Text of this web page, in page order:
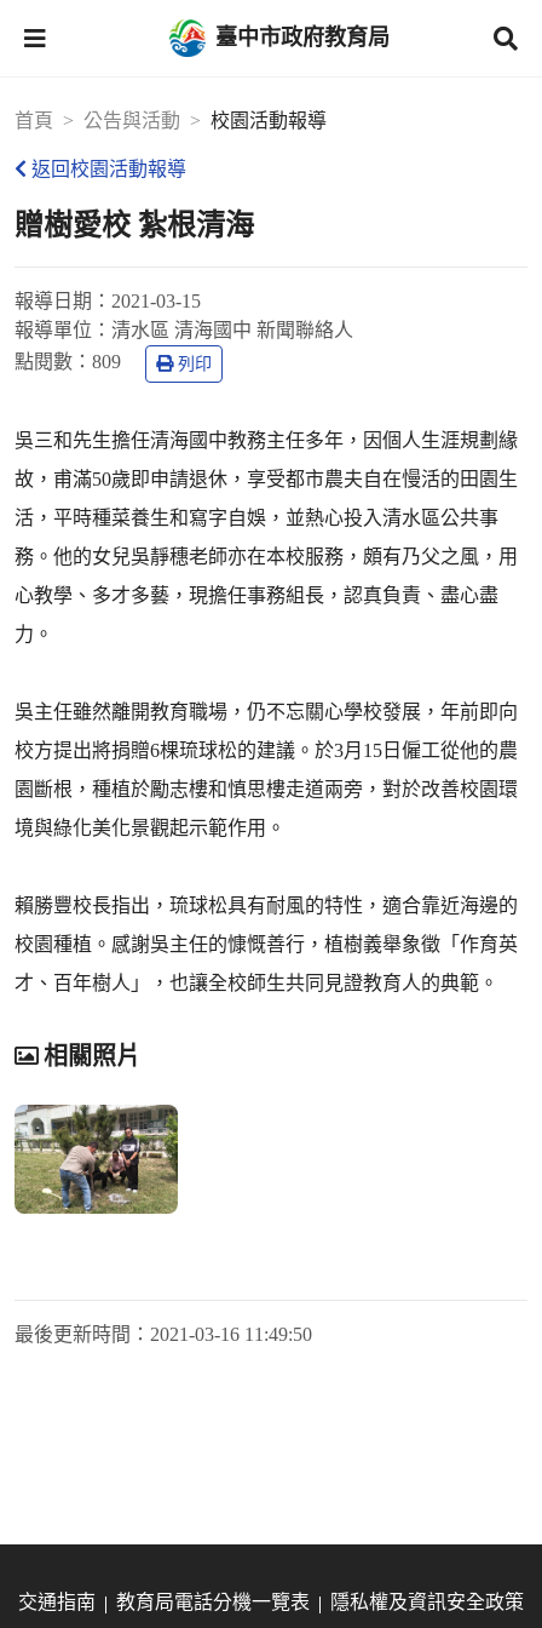
臺中市政府教育局
首頁 公告與活動 校園活動報導
返回校園活動報導
贈樹愛校 紮根清海
報導日期： 2021-03-15
報導單位： 清水區 清海國中 新聞聯絡人
點閱數： 809 列印
吳三和先生擔任清海國中教務主任多年，因個人生涯規劃緣
故，甫滿50歲即申請退休，享受都市農夫自在慢活的田園生
活，平時種菜養生和寫字自娛，並熱心投入清水區公共事
務。他的女兒吳靜穗老師亦在本校服務，頗有乃父之風，用
心教學、多才多藝，現擔任事務組長，認真負責、盡心盡
力。
吳主任雖然離開教育職場，仍不忘關心學校發展，年前即向
校方提出將捐贈6棵琉球松的建議。於3月15日僱工從他的農
園斷根，種植於勵志樓和慎思樓走道兩旁，對於改善校園環
境與綠化美化景觀起示範作用。
賴勝豐校長指出，琉球松具有耐風的特性，適合靠近海邊的
校園種植。感謝吳主任的慷慨善行，植樹義舉象徵「作育英
才、百年樹人」，也讓全校師生共同見證教育人的典範。
相關照片
最後更新時間： 2021-03-16 11:49:50
交通指南 教育局電話分機一覽表 隱私權及資訊安全政策